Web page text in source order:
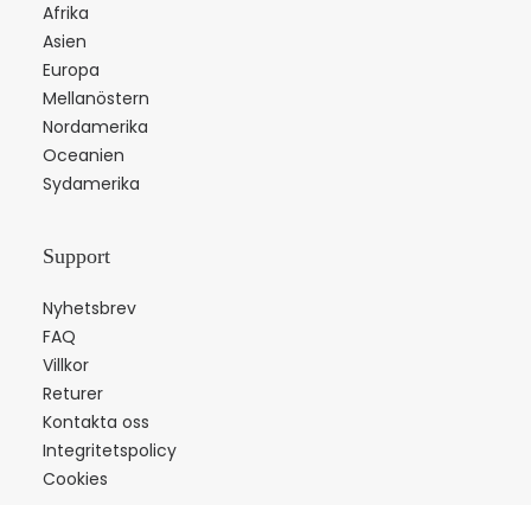
Afrika
Asien
Europa
Mellanöstern
Nordamerika
Oceanien
Sydamerika
Support
Nyhetsbrev
FAQ
Villkor
Returer
Kontakta oss
Integritetspolicy
Cookies